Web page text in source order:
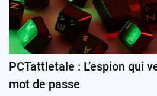
PCTattletale : L’espion qui
mot de passe